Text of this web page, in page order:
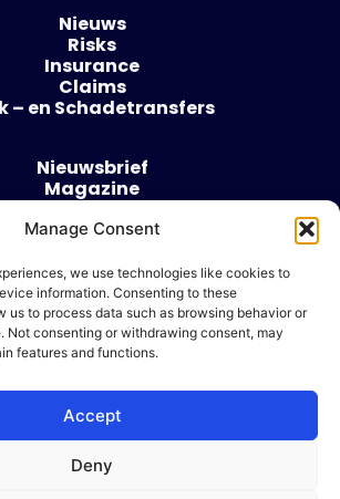
Manage Consent
we use technologies like cookies to
information. Consenting to these
us to process data such as browsing behavior or
Not consenting or withdrawing consent, may
features and functions.
Accept
Deny
Nieuws
Risks
Insurance
Claims
– en Schadetransfers
Nieuwsbrief
Magazine
Over
voorwaarden
Cookie beleid
Ik wil adverteren